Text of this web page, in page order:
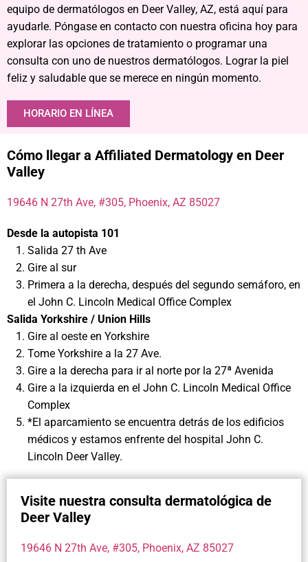
equipo de dermatólogos en Deer Valley, AZ, está aquí para
ayudarle. Póngase en contacto con nuestra oficina hoy para
explorar las opciones de tratamiento o programar una
consulta con uno de nuestros dermatólogos. Lograr la piel
feliz y saludable que se merece en ningún momento.
HORARIO EN LÍNEA
Cómo llegar a Affiliated Dermatology en Deer
Valley
19646 N 27th Ave, #305, Phoenix, AZ 85027
Desde la autopista 101
Salida 27 th Ave
Gire al sur
Primera a la derecha, después del segundo semáforo, en
el John C. Lincoln Medical Office Complex
Salida Yorkshire / Union Hills
Gire al oeste en Yorkshire
Tome Yorkshire a la 27 Ave.
Gire a la derecha para ir al norte por la 27ª Avenida
Gire a la izquierda en el John C. Lincoln Medical Office
Complex
*El aparcamiento se encuentra detrás de los edificios
médicos y estamos enfrente del hospital John C.
Lincoln Deer Valley.
Visite nuestra consulta dermatológica de
Deer Valley
19646 N 27th Ave, #305, Phoenix, AZ 85027